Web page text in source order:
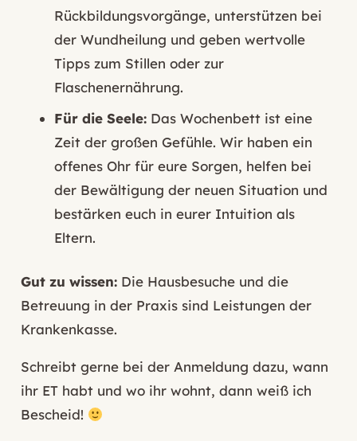
Rückbildungsvorgänge, unterstützen bei
der Wundheilung und geben wertvolle
Tipps zum Stillen oder zur
Flaschenernährung.
Für die Seele: Das Wochenbett ist eine
Zeit der großen Gefühle. Wir haben ein
offenes Ohr für eure Sorgen, helfen bei
der Bewältigung der neuen Situation und
bestärken euch in eurer Intuition als
Eltern.
Gut zu wissen:Die Hausbesuche und die
Betreuung in der Praxis sind Leistungen der
Krankenkasse.
Schreibt gerne bei der Anmeldung dazu, wann
ihr ET habt und wo ihr wohnt, dann weiß ich
Bescheid!